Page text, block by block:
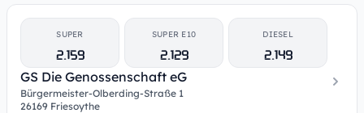
SUPER
2.159
SUPER E10
2.129
DIESEL
2.149
GS Die Genossenschaft eG
Bürgermeister-Olberding-Straße 1
26169 Friesoythe